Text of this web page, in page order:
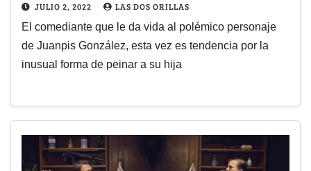
JULIO 2, 2022 LAS DOS ORILLAS
El comediante que le da vida al polémico personaje
de Juanpis González, esta vez es tendencia por la
inusual forma de peinar a su hija